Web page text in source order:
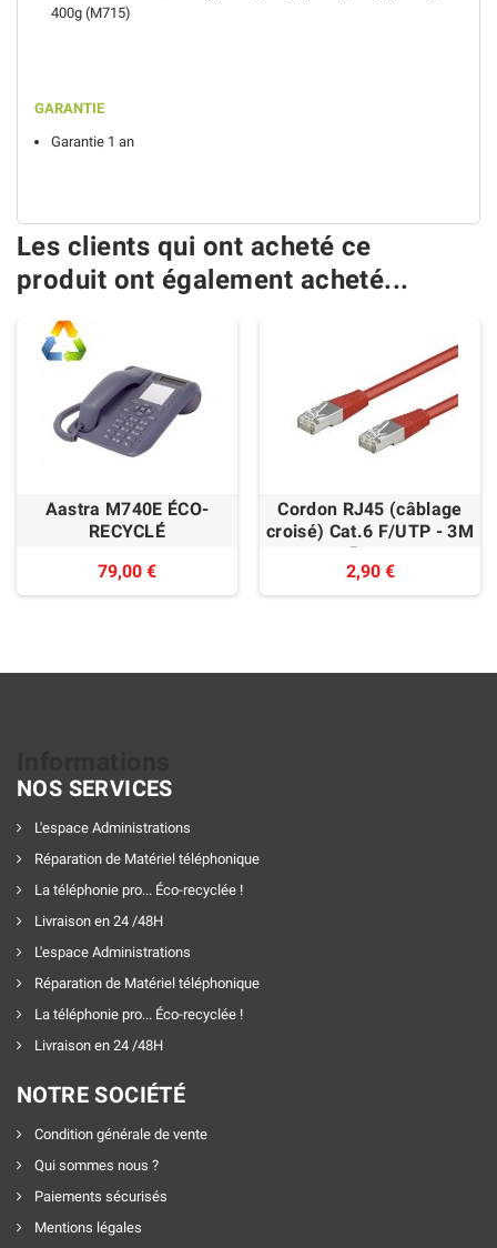
400g (M715)
GARANTIE
Garantie 1 an
Les clients qui ont acheté ce
produit ont également acheté...
Aastra M740E ÉCO-
RECYCLÉ
79,00 €
Cordon RJ45 (câblage
croisé) Cat.6 F/UTP - 3M
- Rouge
2,90 €
NOS SERVICES
L'espace Administrations
Réparation de Matériel téléphonique
La téléphonie pro... Éco-recyclée !
Livraison en 24 /48H
L'espace Administrations
Réparation de Matériel téléphonique
La téléphonie pro... Éco-recyclée !
Livraison en 24 /48H
NOTRE SOCIÉTÉ
Condition générale de vente
Qui sommes nous ?
Paiements sécurisés
Mentions légales